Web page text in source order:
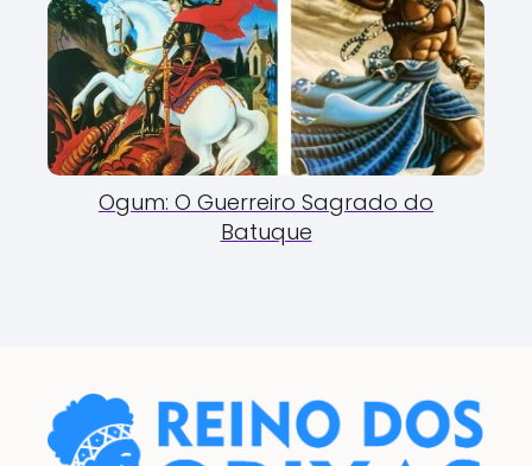
Ogum: O Guerreiro Sagrado do
Batuque